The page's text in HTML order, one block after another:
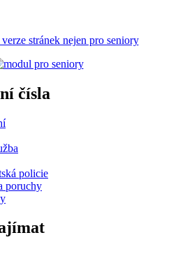
stránek nejen pro seniory
čísla
policie
poruchy